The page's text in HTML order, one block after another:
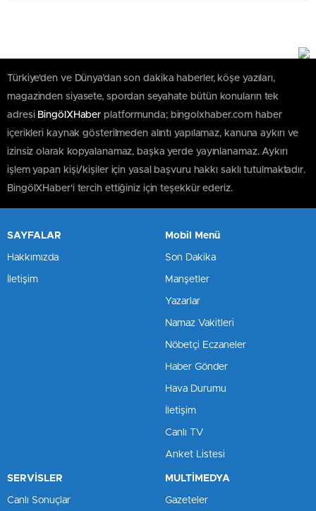
Türkiye'den ve Dünya’dan son dakika haberler, köşe yazıları,
magazinden siyasete, spordan seyahate bütün konuların tek
adresi BingölXHaberplatformunda; bingolxhaber.com haber
içerikleri kaynak gösterilmeden alıntı yapılamaz, kanuna aykırı ve
izinsiz olarak kopyalanamaz, başka yerde yayınlanamaz. Aykırı
işlem yapan kişi/kişiler için yasal başvuru hakkı saklı tutulmaktadır.
BingölXHaber'i tercih ettiğiniz için teşekkür ederiz.
SAYFALAR
Hakkımızda
İletişim
Mobil Menü
Son Dakika
Manşetler
Yazarlar
Namaz Vakitleri
Nöbetçi Eczaneler
Haber Gönder
Hava Durumu
İletişim
Canlı TV
Anket Listesi
SERVİSLER
Canlı Sonuçlar
MULTİMEDYA
Gazeteler